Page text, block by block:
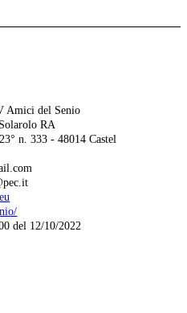
Amici del Senio
RA
n. 333 - 48014 Castel
del 12/10/2022